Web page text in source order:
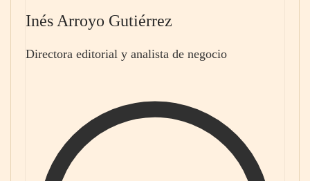
Inés Arroyo Gutiérrez
Directora editorial y analista de negocio